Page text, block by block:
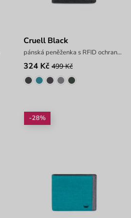
Cruell Black
pánská peněženka s RFID ochranou
324 Kč 499 Kč
-28%